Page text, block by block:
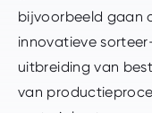
bijvoorbeeld gaan
innovatieve
uitbreiding van
van